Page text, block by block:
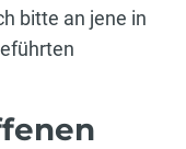
bitte an jene in